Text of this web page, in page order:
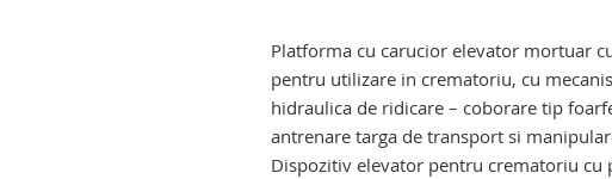
Platforma cu carucior elevator mortuar
pentru utilizare in crematoriu, cu
hidraulica de ridicare – coborare tip
antrenare targa de transport si
Dispozitiv elevator pentru crematoriu cu